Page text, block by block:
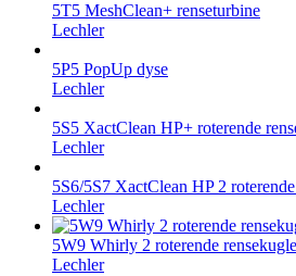
5T5 MeshClean+ renseturbine
Lechler
5P5 PopUp dyse
Lechler
5S5 XactClean HP+ roterende
Lechler
5S6/5S7 XactClean HP 2
Lechler
5W9 Whirly 2 roterende rensekugle
Lechler